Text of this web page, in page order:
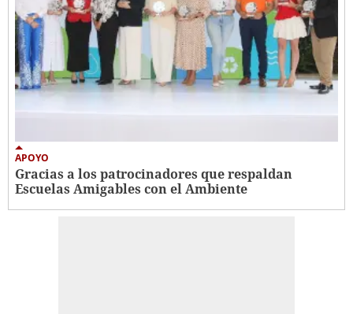
APOYO
Gracias a los patrocinadores que respaldan
Escuelas Amigables con el Ambiente